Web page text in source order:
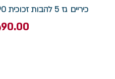
כיריים גז 5 להבות זכוכית 90 ס"מ דלונגי DGH4190GN
מחיר